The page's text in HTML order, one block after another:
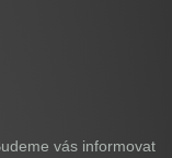
vás informovat